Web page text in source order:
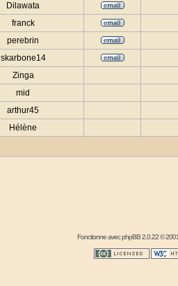
Dilawata
franck
perebrin
skarbone14
Zinga
mid
arthur45
Hélène
Fonctionne avecphpBB2.0.22 ©